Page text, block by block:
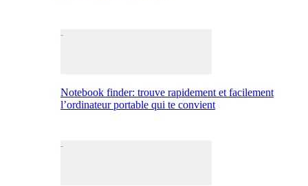
Notebook finder: trouve rapidement et facilement
l’ordinateur portable qui te convient